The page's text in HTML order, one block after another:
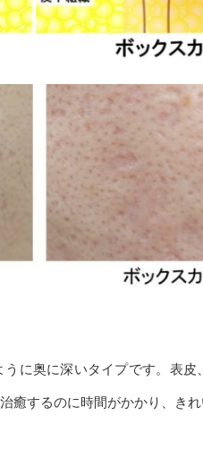
に奥に深いタイプです。表
癒するのに時間がかかり、き